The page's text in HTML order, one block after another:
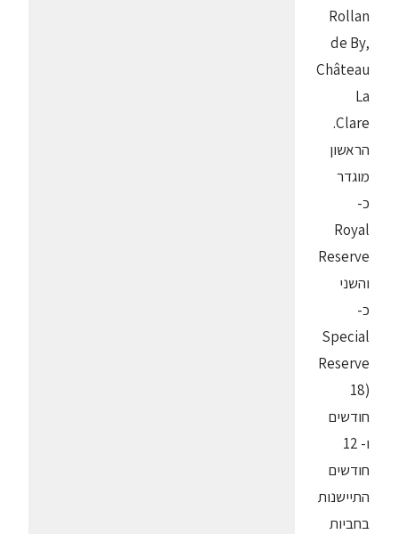
Rollan
de By,
Château
La
Clare.
הראשון
מוגדר
כ-
Royal
Reserve
והשני
כ-
Special
Reserve
(18
חודשים
ו- 12
חודשים
התיישנות
בחביות